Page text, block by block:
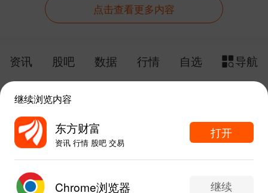
点击查看更多内容
资讯 股吧 数据 行情 自选
导航
给网站提点意见 下载APP
东方财富APP内打开
继续浏览内容
东方财富
资讯 行情 股吧 交易
打开
Chrome浏览器 继续